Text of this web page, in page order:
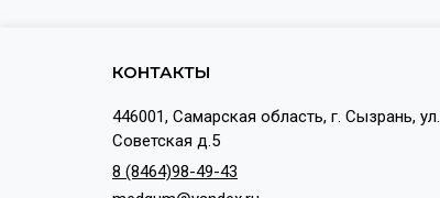
КОНТАКТЫ
446001, Самарская область, г. Сызрань, ул.
Советская д.5
8 (8464)98-49-43